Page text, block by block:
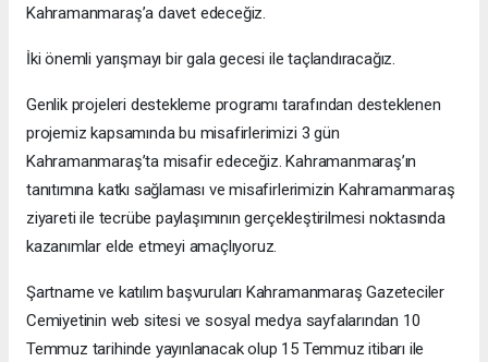
Kahramanmaraş’a davet edeceğiz.
İki önemli yarışmayı bir gala gecesi ile taçlandıracağız.
Genlik projeleri destekleme programı tarafından desteklenen
projemiz kapsamında bu misafirlerimizi 3 gün
Kahramanmaraş’ta misafir edeceğiz. Kahramanmaraş’ın
tanıtımına katkı sağlaması ve misafirlerimizin Kahramanmaraş
ziyareti ile tecrübe paylaşımının gerçekleştirilmesi noktasında
kazanımlar elde etmeyi amaçlıyoruz.
Şartname ve katılım başvuruları Kahramanmaraş Gazeteciler
Cemiyetinin web sitesi ve sosyal medya sayfalarından 10
Temmuz tarihinde yayınlanacak olup 15 Temmuz itibarı ile